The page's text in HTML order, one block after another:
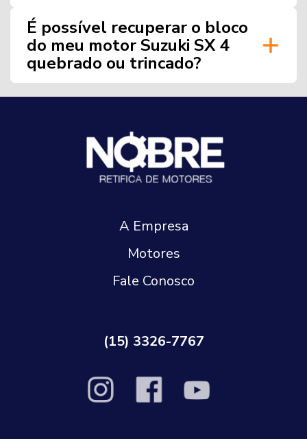
É possível recuperar o bloco
do meu motor Suzuki SX 4
quebrado ou trincado?
A Empresa
Motores
Fale Conosco
(15) 3326-7767